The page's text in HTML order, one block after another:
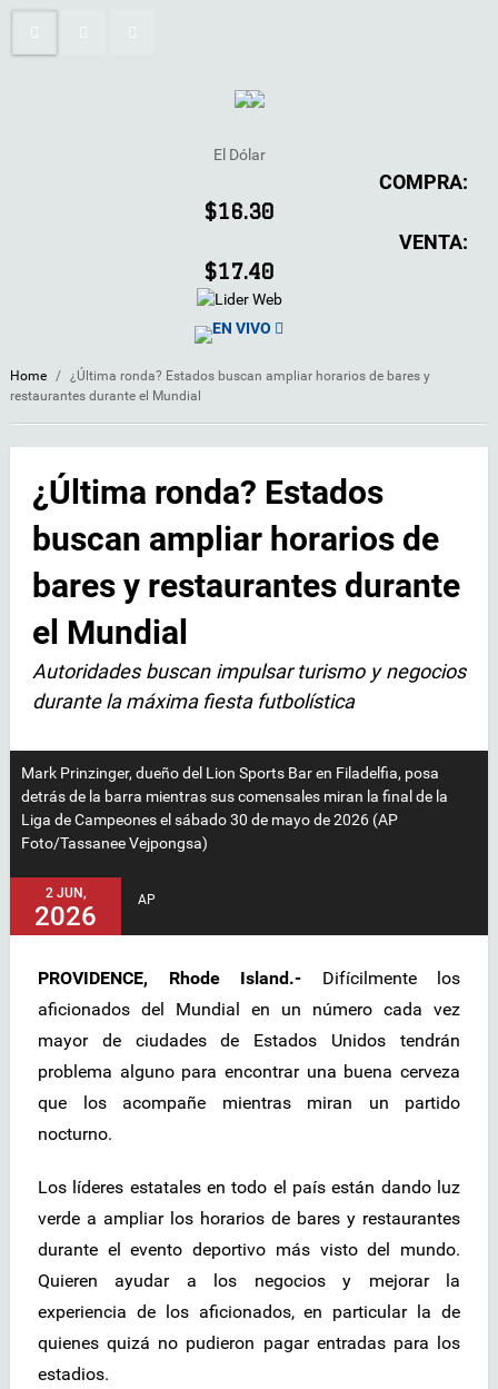
El Dólar
COMPRA:
$16.30
VENTA:
$17.40
EN VIVO
Home /
¿Última ronda? Estados buscan ampliar horarios de bares y
restaurantes durante el Mundial
¿Última ronda? Estados
buscan ampliar horarios de
bares y restaurantes durante
el Mundial
Autoridades buscan impulsar turismo y negocios
durante la máxima fiesta futbolística
Mark Prinzinger, dueño del Lion Sports Bar en Filadelfia, posa
detrás de la barra mientras sus comensales miran la final de la
Liga de Campeones el sábado 30 de mayo de 2026 (AP
Foto/Tassanee Vejpongsa)
2 JUN,
2026
AP
PROVIDENCE, Rhode Island.- Difícilmente los
aficionados del Mundial en un número cada vez
mayor de ciudades de Estados Unidos tendrán
problema alguno para encontrar una buena cerveza
que los acompañe mientras miran un partido
nocturno.
Los líderes estatales en todo el país están dando luz
verde a ampliar los horarios de bares y restaurantes
durante el evento deportivo más visto del mundo.
Quieren ayudar a los negocios y mejorar la
experiencia de los aficionados, en particular la de
quienes quizá no pudieron pagar entradas para los
estadios.